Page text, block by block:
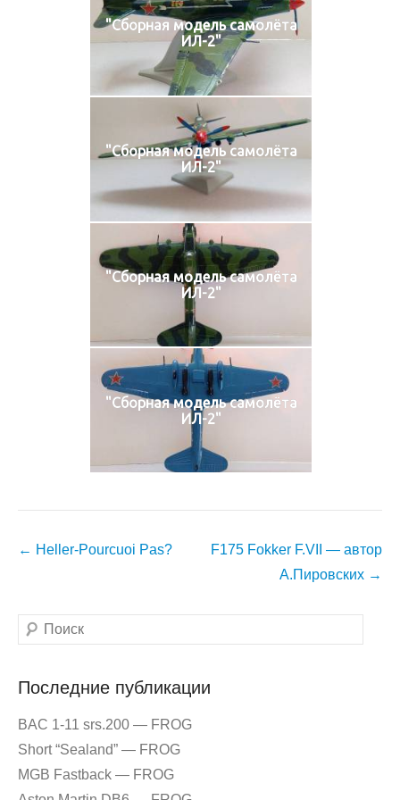
"Сборная модель самолёта
ИЛ-2"
"Сборная модель самолёта
ИЛ-2"
"Сборная модель самолёта
ИЛ-2"
"Сборная модель самолёта
ИЛ-2"
Навигация
← Heller-Pourcuoi Pas?
F175 Fokker F.VII — автор
А.Пировских →
Поиск
Последние публикации
BAC 1-11 srs.200 — FROG
Short “Sealand” — FROG
MGB Fastback — FROG